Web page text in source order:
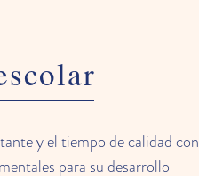
y el tiempo de calidad con
para su desarrollo